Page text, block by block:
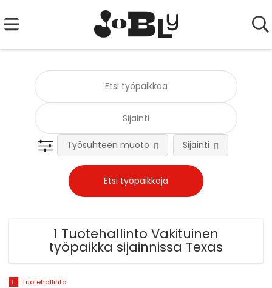
Työsuhteen muoto Sijainti
1 Tuotehallinto Vakituinen
työpaikka sijainnissa Texas
Tuotehallinto